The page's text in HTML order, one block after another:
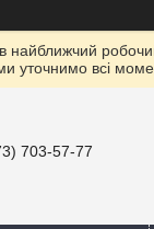
уточнимо всі
703-57-77